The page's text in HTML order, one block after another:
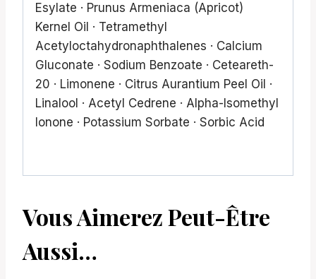
Esylate · Prunus Armeniaca (Apricot)
Kernel Oil · Tetramethyl
Acetyloctahydronaphthalenes · Calcium
Gluconate · Sodium Benzoate · Ceteareth-
20 · Limonene · Citrus Aurantium Peel Oil ·
Linalool · Acetyl Cedrene · Alpha-Isomethyl
Ionone · Potassium Sorbate · Sorbic Acid
Vous Aimerez Peut-Être
Aussi…